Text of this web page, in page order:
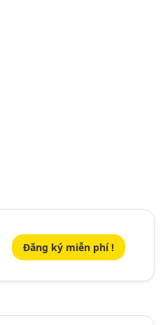
Đăng ký miễn phí !